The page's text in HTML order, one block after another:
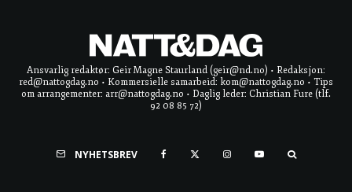
Ansvarlig redaktør: Geir Magne Staurland (geir@nd.no) • Redaksjon:
red@nattogdag.no • Kommersielle samarbeid: kom@nattogdag.no • Tips
om arrangementer: arr@nattogdag.no • Daglig leder: Christian Fure (tlf.
92 08 85 72)
NYHETSBREV